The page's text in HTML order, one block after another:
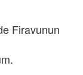
Firavunun